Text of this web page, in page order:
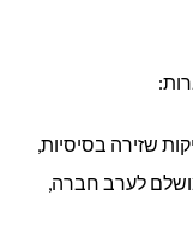
שזירה בסיסיות,
לערב חברה,